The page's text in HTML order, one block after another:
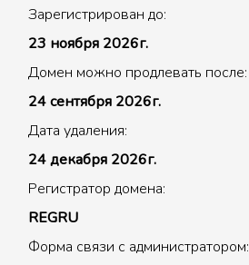
Зарегистрирован до:
23 ноября 2026г.
Домен можно продлевать после:
24 сентября 2026г.
Дата удаления:
24 декабря 2026г.
Регистратор домена:
REGRU
Форма связи с администратором: